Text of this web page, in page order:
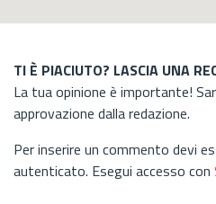
TI È PIACIUTO? LASCIA UNA
La tua opinione è importante!
approvazione dalla redazione.
Per inserire un commento devi
autenticato. Esegui accesso con